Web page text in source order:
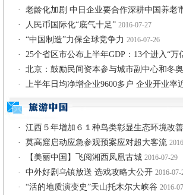
· 老龄化加剧 中日企业要合作深耕中国养老
· 人民币国际化“底气十足” 2016-07-27
· “中国制造”力保全球竞争力 2016-07-26
· 25个省区市公布上半年GDP：13个进入“万
· 北京：鼓励民间资本参与城市副中心和冬
· 上半年日均净增企业9600多户 企业开业率
· 江西５年增加６１种鸟类彰显生态环境改善
· 莫高窟启动应急参观预案应对超大客流
· 【美丽中国】飞阅湘西凤凰古城 2016-07-29
· 中外好剧乌镇放送 选戏攻略大公开 2016-07-
· “活的地质演变史”天山托木尔大峡谷 2016-